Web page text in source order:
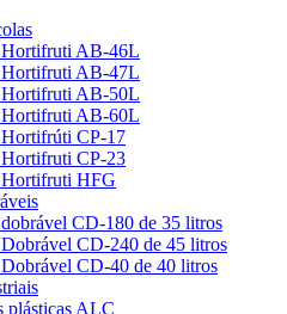
AB-46L
AB-47L
AB-50L
AB-60L
CP-17
CP-23
HFG
CD-180 de 35 litros
CD-240 de 45 litros
CD-40 de 40 litros
plásticas ALC